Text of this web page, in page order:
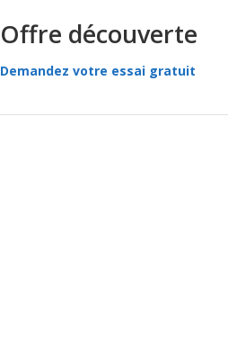
Offre découverte
Demandez votre essai gratuit